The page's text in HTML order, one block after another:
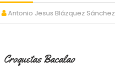
Antonio Jesus Blázquez Sánchez
Croquetas Bacalao